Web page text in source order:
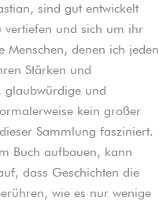
sind gut entwickelt
vertiefen und sich um ihr
denen ich jeden
Stärken und
glaubwürdige und
kein großer
Sammlung fasziniert.
Buch aufbauen, kann
dass Geschichten die
wie es nur wenige